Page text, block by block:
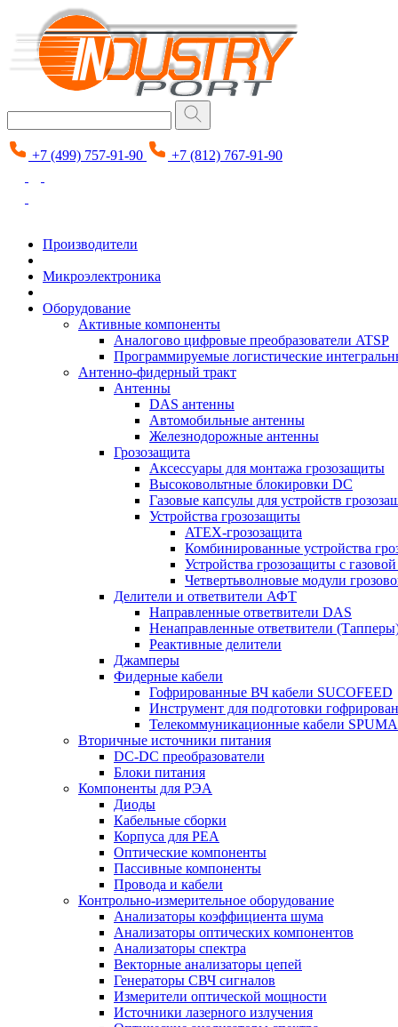
+7 (499) 757-91-90 +7 (812) 767-91-90
Производители
Микроэлектроника
Оборудование
Активные компоненты
Аналогово цифровые преобразователи ATSP
Программируемые логистические
Антенно-фидерный тракт
Антенны
DAS антенны
Автомобильные антенны
Железнодорожные антенны
Грозозащита
Аксессуары для монтажа грозозащиты
Высоковольтные блокировки DC
Газовые капсулы для устройств
Устройства грозозащиты
ATEX-грозозащита
Комбинированные устройства
Устройства грозозащиты с
Четвертьволновые модули
Делители и ответвители АФТ
Направленные ответвители DAS
Ненаправленные ответвители
Реактивные делители
Джамперы
Фидерные кабели
Гофрированные ВЧ кабели SUCOFEED
Инструмент для подготовки
Телекоммуникационные кабели SPUMA
Вторичные источники питания
DC-DC преобразователи
Блоки питания
Компоненты для РЭА
Диоды
Кабельные сборки
Корпуса для РЕА
Оптические компоненты
Пассивные компоненты
Провода и кабели
Контрольно-измерительное оборудование
Анализаторы коэффициента шума
Анализаторы оптических компонентов
Анализаторы спектра
Векторные анализаторы цепей
Генераторы СВЧ сигналов
Измерители оптической мощности
Источники лазерного излучения